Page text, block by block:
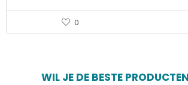
0
WIL JE DE BESTE